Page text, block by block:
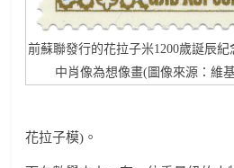
前蘇聯發行的花拉子米1200歲誕辰紀
中肖像為想像畫(圖像來源：維
花拉子模)。